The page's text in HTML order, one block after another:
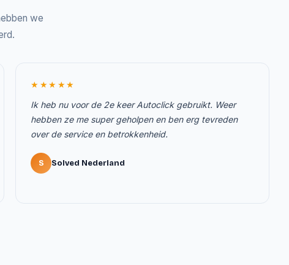
we
★★★★★
Ik heb nu voor de 2e keer Autoclick gebruikt. Weer
hebben ze me super geholpen en ben erg tevreden
over de service en betrokkenheid.
S Solved Nederland